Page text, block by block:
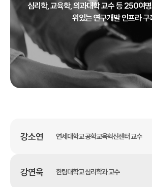
심리학, 교육학, 의과대학 교수 등 250여
위있는 연구개발 인프라 구
강소연 연세대학교 공학교육혁신센터 교수
강연욱 한림대학교 심리학과 교수